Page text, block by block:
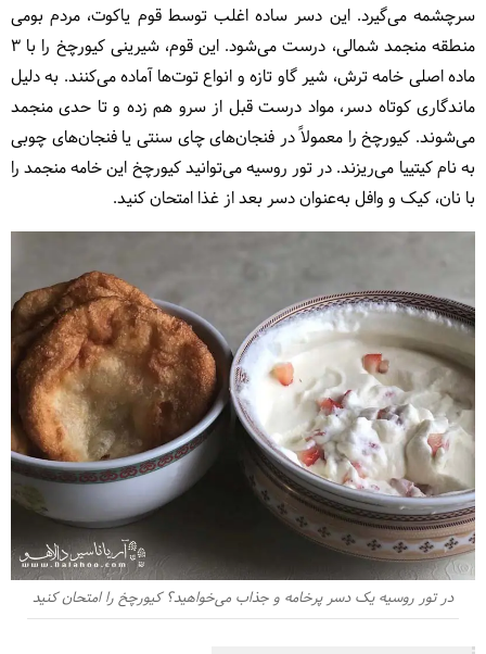
سرچشمه می‌گیرد. این دسر ساده اغلب توسط قوم یاکوت، مردم بومی
منطقه منجمد شمالی، درست می‌شود. این قوم، شیرینی کیورچخ را با ۳
ماده اصلی خامه ترش، شیر گاو تازه و انواع توت‌ها آماده می‌کنند. به دلیل
ماندگاری کوتاه دسر، مواد درست قبل از سرو هم زده و تا حدی منجمد
می‌شوند. کیورچخ را معمولاً در فنجان‌های چای سنتی یا فنجان‌های چوبی
به نام کیتییا می‌ریزند. در تور روسیه می‌توانید کیورچخ این خامه منجمد را
با نان، کیک و وافل به‌عنوان دسر بعد از غذا امتحان کنید.
در تور روسیه یک دسر پرخامه و جذاب می‌خواهید؟ کیورچخ را امتحان کنید